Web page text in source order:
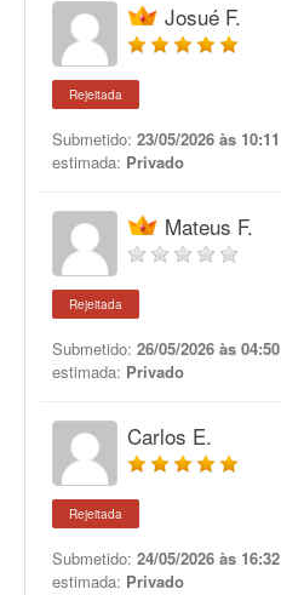
Josué F.
Rejeitada
Submetido: 23/05/2026 às 10:11
estimada: Privado
Mateus F.
Rejeitada
Submetido: 26/05/2026 às 04:50
estimada: Privado
Carlos E.
Rejeitada
Submetido: 24/05/2026 às 16:32
estimada: Privado